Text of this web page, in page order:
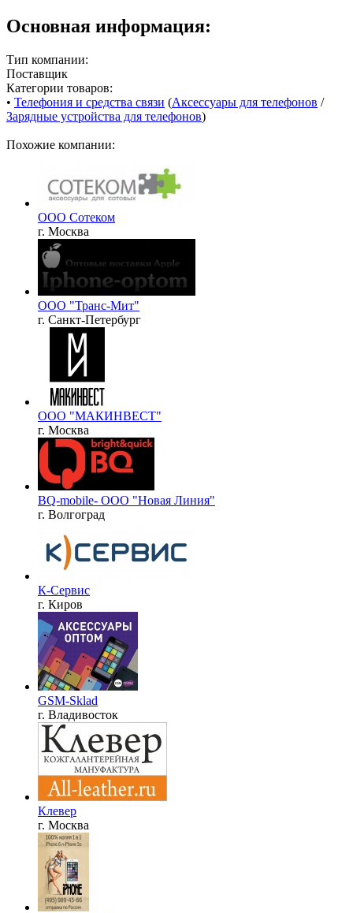
Основная информация:
Тип компании:
Поставщик
Категории товаров:
• Телефония и средства связи (Аксессуары для телефонов /
Зарядные устройства для телефонов)
Похожие компании:
ООО Сотеком
г. Москва
ООО "Транс-Мит"
г. Санкт-Петербург
ООО "МАКИНВЕСТ"
г. Москва
BQ-mobile- ООО "Новая Линия"
г. Волгоград
К-Сервис
г. Киров
GSM-Sklad
г. Владивосток
Клевер
г. Москва